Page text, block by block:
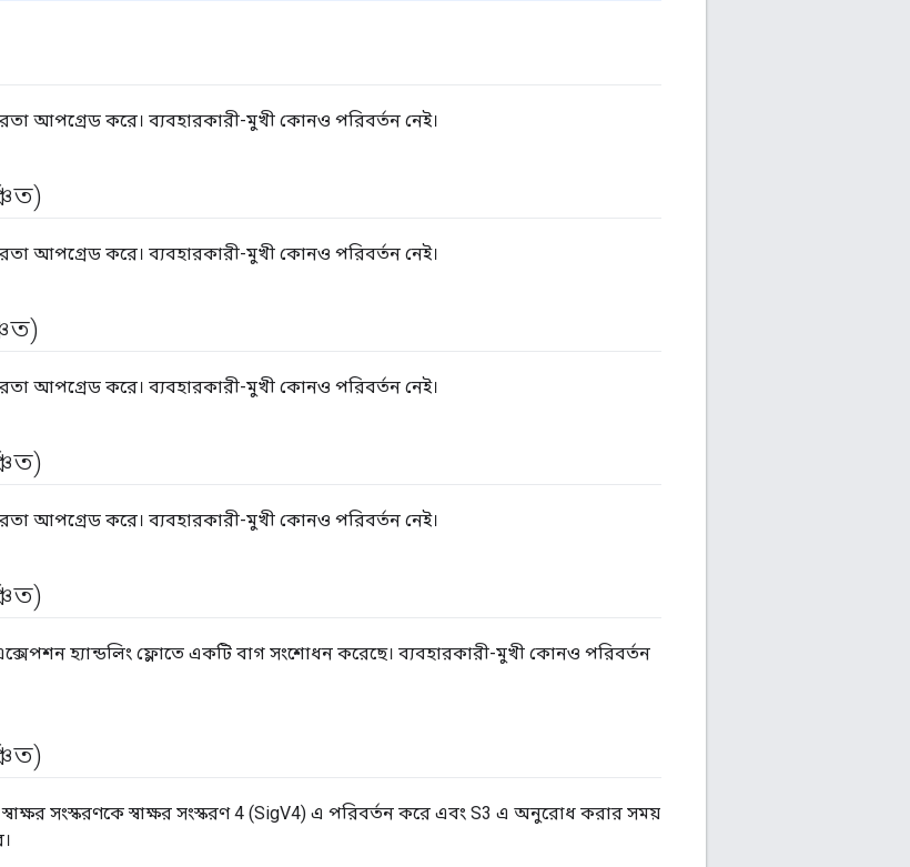
আপগ্রেড করে। ব্যবহারকারী-মুখী কোনও পরিবর্তন নেই।
আপগ্রেড করে। ব্যবহারকারী-মুখী কোনও পরিবর্তন নেই।
আপগ্রেড করে। ব্যবহারকারী-মুখী কোনও পরিবর্তন নেই।
আপগ্রেড করে। ব্যবহারকারী-মুখী কোনও পরিবর্তন নেই।
হ্যান্ডলিং ফ্লোতে একটি বাগ সংশোধন করেছে। ব্যবহারকারী-মুখী কোনও পরিবর্তন
সংস্করণকে স্বাক্ষর সংস্করণ 4 (SigV4) এ পরিবর্তন করে এবং S3 এ অনুরোধ করার সময়